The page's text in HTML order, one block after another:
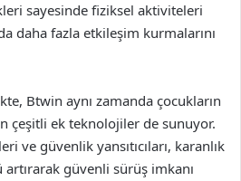
sayesinde fiziksel aktiviteleri
daha fazla etkileşim kurmalarını
Btwin aynı zamanda çocukların
çeşitli ek teknolojiler de sunuyor.
ve güvenlik yansıtıcıları, karanlık
güvenli sürüş imkanı